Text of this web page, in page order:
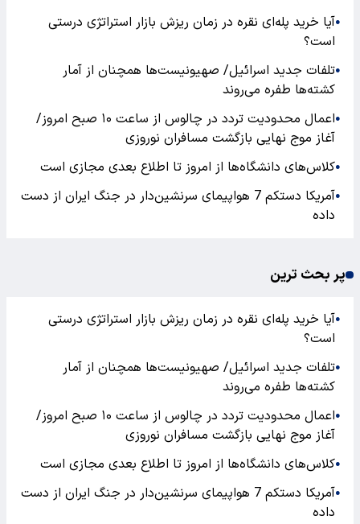
●آیا خرید پله‌ای نقره در زمان ریزش بازار استراتژی درستی
است؟
●تلفات جدید اسرائیل/ صهیونیست‌ها همچنان از آمار
کشته‌ها طفره می‌روند
●
اعمال محدودیت تردد در چالوس از ساعت ۱۰ صبح امروز/
آغاز موج نهایی بازگشت مسافران نوروزی
●کلاس‌های دانشگاه‌ها از امروز تا اطلاع بعدی مجازی است
●
آمریکا دستکم 7 هواپیمای سرنشین‌دار در جنگ ایران از دست
داده
پر بحث ترین
●آیا خرید پله‌ای نقره در زمان ریزش بازار استراتژی درستی
است؟
●تلفات جدید اسرائیل/ صهیونیست‌ها همچنان از آمار
کشته‌ها طفره می‌روند
●
اعمال محدودیت تردد در چالوس از ساعت ۱۰ صبح امروز/
آغاز موج نهایی بازگشت مسافران نوروزی
●کلاس‌های دانشگاه‌ها از امروز تا اطلاع بعدی مجازی است
●
آمریکا دستکم 7 هواپیمای سرنشین‌دار در جنگ ایران از دست
داده